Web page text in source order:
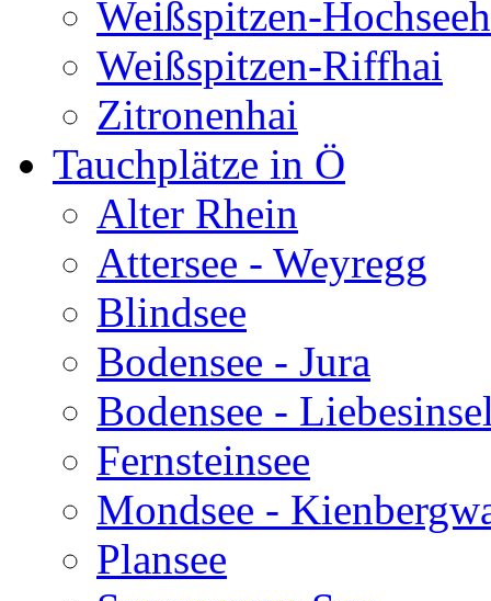
Weißspitzen-
Weißspitzen-Riffhai
Zitronenhai
Tauchplätze in Ö
Alter Rhein
Attersee - Weyregg
Blindsee
Bodensee - Jura
Bodensee -
Fernsteinsee
Mondsee -
Plansee